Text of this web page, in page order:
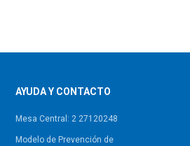
AYUDA Y CONTACTO
Mesa Central: 2 27120248
Modelo de Prevención de